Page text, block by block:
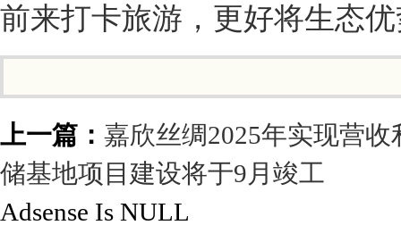
前来打卡旅游，更好将生态
上一篇： 嘉欣丝绸2025年实现营收
储基地项目建设将于9月竣工
Adsense Is NULL